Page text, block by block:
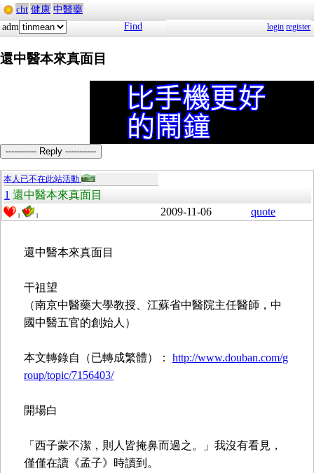
cht 健康 中醫藥
adm
Find login register
還中醫本來真面目
----------- Reply -----------
本人已不在此站活動
1 還中醫本來真面目
1 1 2009-11-06 quote
還中醫本來真面目
干祖望
（南京中醫藥大學教授、江蘇省中醫院主任醫師，中
國中醫五官的創始人）
本文轉錄自（已轉成繁體）： http://www.douban.com/g
roup/topic/7156403/
開場白
「西子蒙不潔，則人皆掩鼻而過之。」我沒有看見，
僅僅在讀《孟子》時讀到。